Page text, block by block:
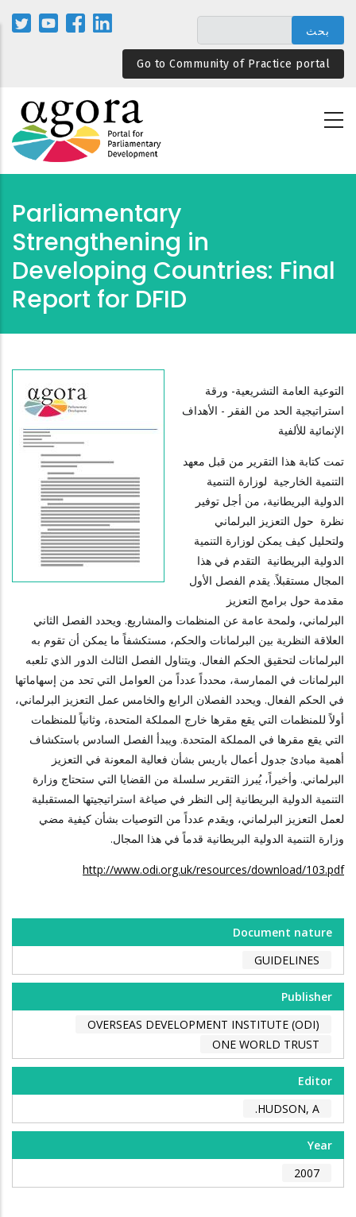
المحتوى
الرئيسيGo to Community of Practice portal
Parliamentary
Strengthening in
Developing Countries: Final
Report for DFID
التوعية العامة التشريعية- ورقة
استراتيجية الحد من الفقر - الأهداف
الإنمائية للألفية
تمت كتابة هذا التقرير من قبل معهد
التنمية الخارجية لوزارة التنمية
الدولية البريطانية، من أجل توفير
نظرة حول التعزيز البرلماني
ولتحليل كيف يمكن لوزارة التنمية
الدولية البريطانية التقدم في هذا
المجال مستقبلاً. يقدم الفصل الأول
مقدمة حول برامج التعزيز
البرلماني، ولمحة عامة عن المنظمات والمشاريع. ويحدد الفصل الثاني
العلاقة النظرية بين البرلمانات والحكم، مستكشفاً ما يمكن أن تقوم به
البرلمانات لتحقيق الحكم الفعال. ويتناول الفصل الثالث الدور الذي تلعبه
البرلمانات في الممارسة، محدداً عدداً من العوامل التي تحد من إسهاماتها
في الحكم الفعال. ويحدد الفصلان الرابع والخامس عمل التعزيز البرلماني،
أولاً للمنظمات التي يقع مقرها خارج المملكة المتحدة، وثانياً للمنظمات
التي يقع مقرها في المملكة المتحدة. ويبدأ الفصل السادس باستكشاف
أهمية مبادئ جدول أعمال باريس بشأن فعالية المعونة في التعزيز
البرلماني. وأخيراً، يُبرز التقرير سلسلة من القضايا التي ستحتاج وزارة
التنمية الدولية البريطانية إلى النظر في صياغة استراتيجيتها المستقبلية
لعمل التعزيز البرلماني، ويقدم عدداً من التوصيات بشأن كيفية مضي
وزارة التنمية الدولية البريطانية قدماً في هذا المجال.
http://www.odi.org.uk/resources/download/103.pdf
Document nature
GUIDELINES
Publisher
OVERSEAS DEVELOPMENT INSTITUTE (ODI)
ONE WORLD TRUST
Editor
HUDSON, A.
Year
2007